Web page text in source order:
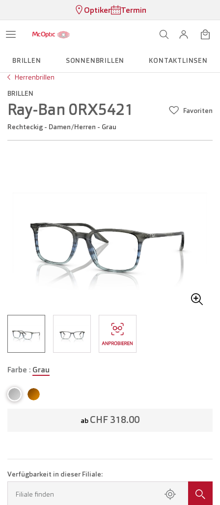
Optiker Termin
BRILLEN SONNENBRILLEN
KONTAKTLINSEN
Herrenbrillen
BRILLEN
Ray-Ban 0RX5421
Rechteckig - Damen/Herren - Grau
Favoriten
Farbe : Grau
ab CHF 318.00
Verfügbarkeit in dieser Filiale:
Filiale finden